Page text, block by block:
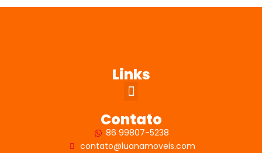
Links
Contato
86 99807-5238
contato@luanamoveis.com